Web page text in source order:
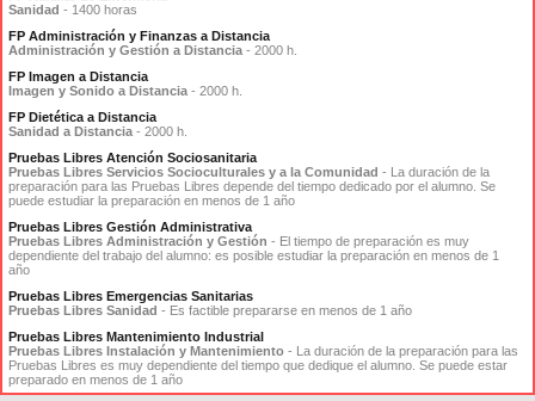
Sanidad - 1400 horas
FP Administración y Finanzas a Distancia
Administración y Gestión a Distancia - 2000 h.
FP Imagen a Distancia
Imagen y Sonido a Distancia - 2000 h.
FP Dietética a Distancia
Sanidad a Distancia - 2000 h.
Pruebas Libres Atención Sociosanitaria
Pruebas Libres Servicios Socioculturales y a la Comunidad - La duración de la
preparación para las Pruebas Libres depende del tiempo dedicado por el alumno. Se
puede estudiar la preparación en menos de 1 año
Pruebas Libres Gestión Administrativa
Pruebas Libres Administración y Gestión - El tiempo de preparación es muy
dependiente del trabajo del alumno: es posible estudiar la preparación en menos de 1
año
Pruebas Libres Emergencias Sanitarias
Pruebas Libres Sanidad - Es factible prepararse en menos de 1 año
Pruebas Libres Mantenimiento Industrial
Pruebas Libres Instalación y Mantenimiento - La duración de la preparación para las
Pruebas Libres es muy dependiente del tiempo que dedique el alumno. Se puede estar
preparado en menos de 1 año